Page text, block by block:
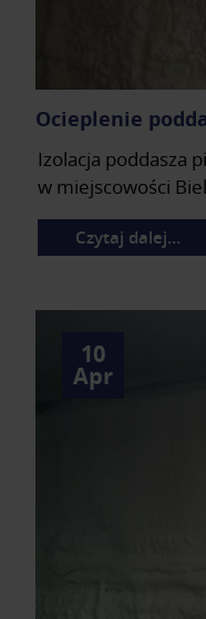
Ocieplenie
Izolacja poddasza
w miejscowości
Czytaj dalej…
10
Apr